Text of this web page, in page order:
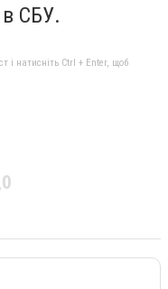
СБУ.
і натисніть Ctrl + Enter, щоб